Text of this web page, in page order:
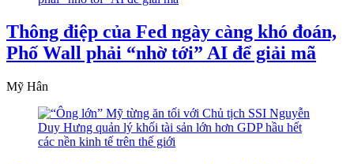
Thông điệp của Fed ngày càng khó đoán,
Phố Wall phải “nhờ tới” AI để giải mã
Mỹ Hân